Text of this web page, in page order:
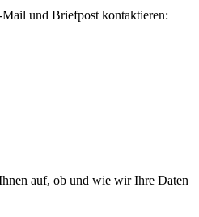
und Briefpost kontaktieren:
auf, ob und wie wir Ihre Daten